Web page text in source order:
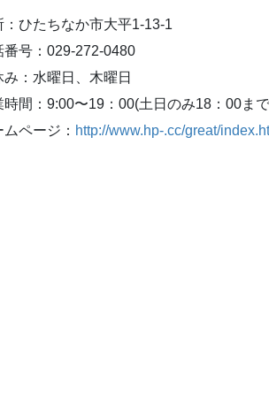
：ひたちなか市大平1-13-1
番号：029-272-0480
み：水曜日、木曜日
時間：9:00〜19：00(土日のみ18：00ま
ムページ： http://www.hp-.cc/great/